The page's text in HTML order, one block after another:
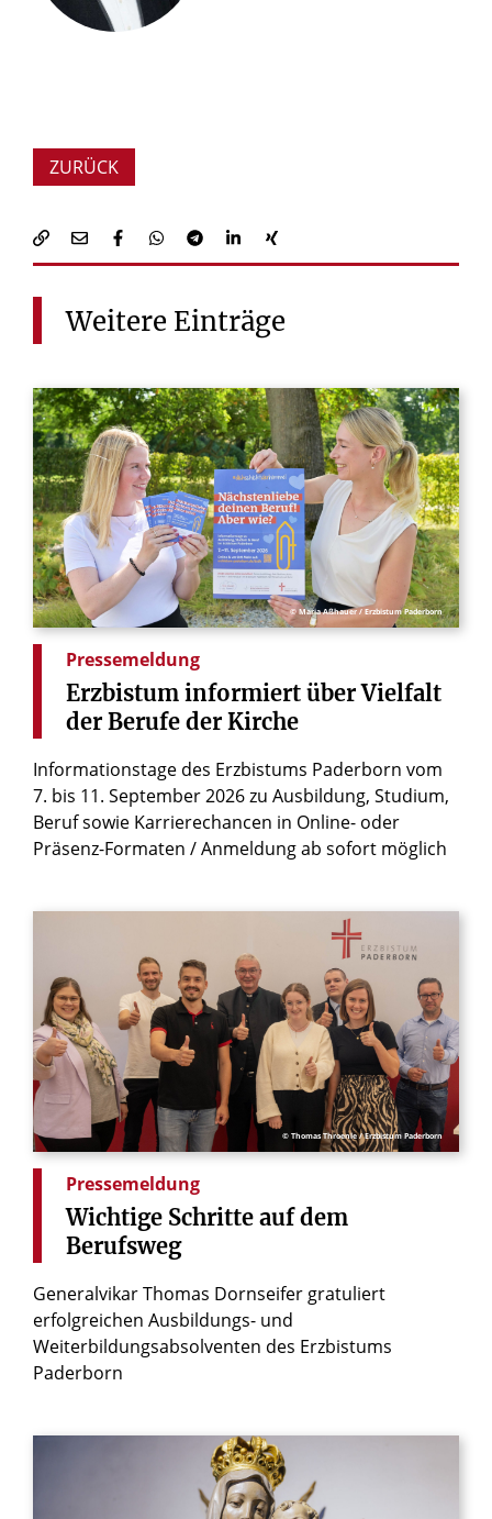
ZURÜCK
Weitere Einträge
© Maria Aßhauer / Erzbistum Paderborn
Pressemeldung
Erzbistum informiert über Vielfalt
der Berufe der Kirche
Informationstage des Erzbistums Paderborn vom
7. bis 11. September 2026 zu Ausbildung, Studium,
Beruf sowie Karrierechancen in Online- oder
Präsenz-Formaten / Anmeldung ab sofort möglich
© Thomas Throenle / Erzbistum Paderborn
Pressemeldung
Wichtige Schritte auf dem
Berufsweg
Generalvikar Thomas Dornseifer gratuliert
erfolgreichen Ausbildungs- und
Weiterbildungsabsolventen des Erzbistums
Paderborn